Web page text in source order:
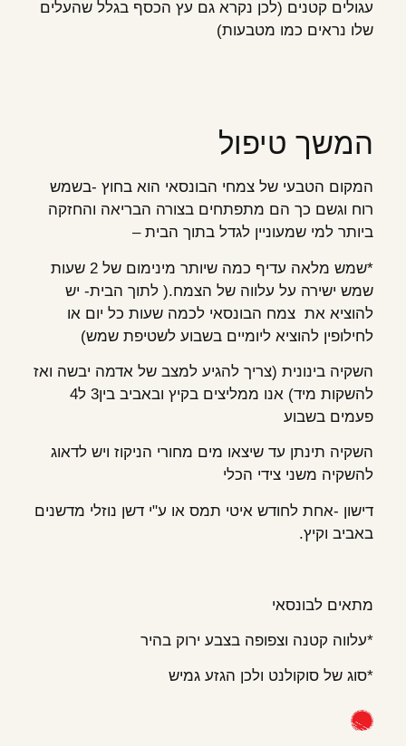
עגולים קטנים (לכן נקרא גם עץ הכסף בגלל שהעלים
שלו נראים כמו מטבעות)
המשך טיפול
המקום הטבעי של צמחי הבונסאי הוא בחוץ -בשמש
רוח וגשם כך הם מתפתחים בצורה הבריאה והחזקה
ביותר למי שמעוניין לגדל בתוך הבית –
*שמש מלאה עדיף כמה שיותר מינימום של 2 שעות
שמש ישירה על עלווה של הצמח.( לתוך הבית- יש
להוציא את צמח הבונסאי לכמה שעות כל יום או
לחילופין להוציא ליומיים בשבוע לשטיפת שמש)
השקיה בינונית (צריך להגיע למצב של אדמה יבשה ואז
להשקות מיד) אנו ממליצים בקיץ ובאביב בין3 ל4
פעמים בשבוע
השקיה תינתן עד שיצאו מים מחורי הניקוז ויש לדאוג
להשקיה משני צידי הכלי
דישון -אחת לחודש איטי תמס או ע"י דשן נוזלי מדשנים
באביב וקיץ.
מתאים לבונסאי
*עלווה קטנה וצפופה בצבע ירוק בהיר
*סוג של סוקולנט ולכן הגזע גמיש